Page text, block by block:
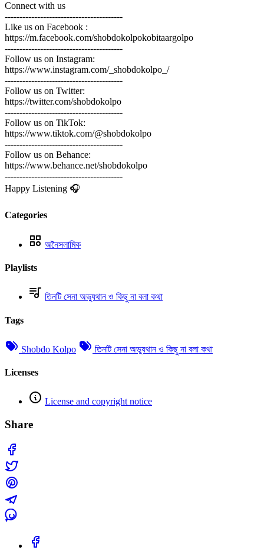
Connect with us
----------------------------------------
Like us on Facebook :
https://m.facebook.com/shobdokolpokobitaargolpo
----------------------------------------
Follow us on Instagram:
https://www.instagram.com/_shobdokolpo_/
----------------------------------------
Follow us on Twitter:
https://twitter.com/shobdokolpo
----------------------------------------
Follow us on TikTok:
https://www.tiktok.com/@shobdokolpo
----------------------------------------
Follow us on Behance:
https://www.behance.net/shobdokolpo
----------------------------------------
Happy Listening 🎧
Categories
অনৈসলামিক
Playlists
তিনটি সেনা অভ্যুথান ও কিছু না বলা কথা
Tags
Shobdo Kolpo তিনটি সেনা অভ্যুথান ও কিছু না বলা কথা
Licenses
License and copyright notice
Share